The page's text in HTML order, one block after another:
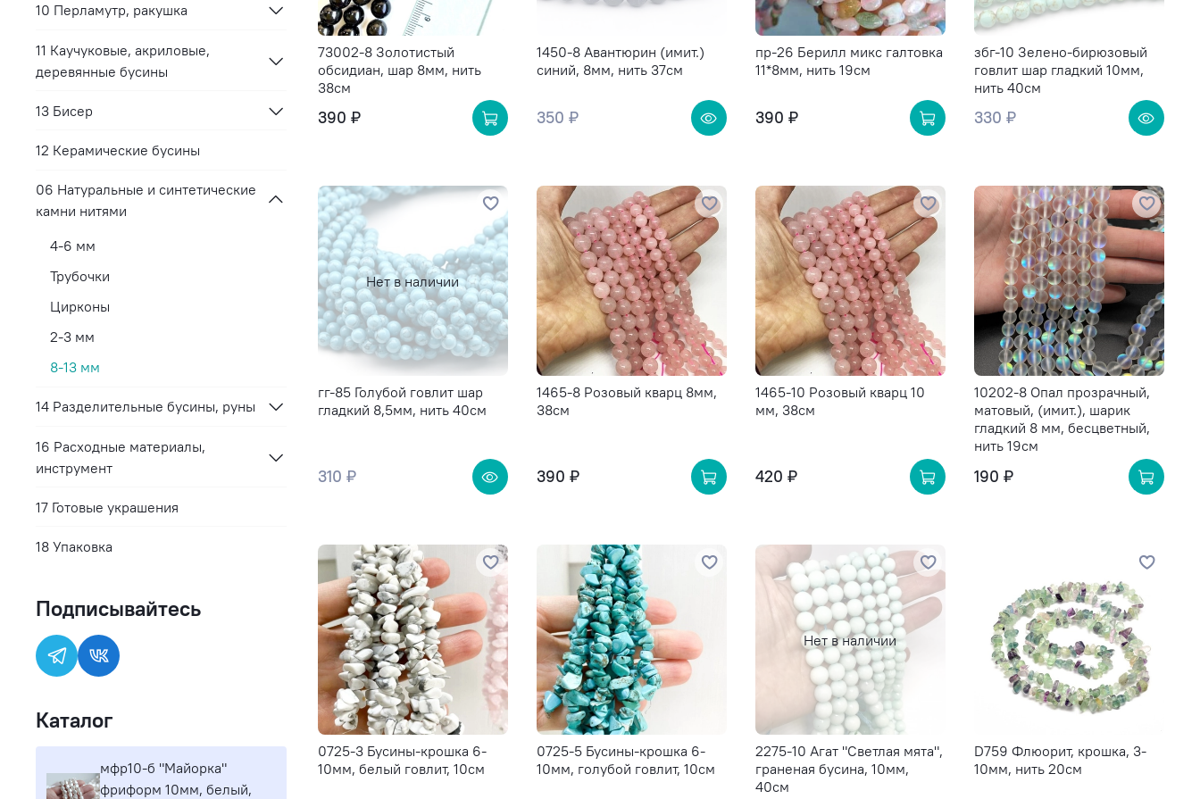
73002-8 Золотистый
обсидиан, шар 8мм, нить
38см
390 ₽
1450-8 Авантюрин (имит.)
синий, 8мм, нить 37см
350 ₽
пр-26 Берилл микс галтовка
11*8мм, нить 19см
390 ₽
збг-10 Зелено-бирюзовый
говлит шар гладкий 10мм,
нить 40см
330 ₽
Нет в наличии
гг-85 Голубой говлит шар
гладкий 8,5мм, нить 40см
310 ₽
1465-8 Розовый кварц 8мм,
38см
390 ₽
1465-10 Розовый кварц 10
мм, 38см
420 ₽
10202-8 Опал прозрачный,
матовый, (имит.), шарик
гладкий 8 мм, бесцветный,
нить 19см
190 ₽
0725-3 Бусины-крошка 6-
10мм, белый говлит, 10см
0725-5 Бусины-крошка 6-
10мм, голубой говлит, 10см
Нет в наличии
2275-10 Агат "Светлая мята",
граненая бусина, 10мм,
40см
D759 Флюорит, крошка, 3-
10мм, нить 20см
10 Перламутр, ракушка
11 Каучуковые, акриловые,
деревянные бусины
13 Бисер
12 Керамические бусины
06 Натуральные и синтетические
камни нитями
4-6 мм
Трубочки
Цирконы
2-3 мм
8-13 мм
14 Разделительные бусины, руны
16 Расходные материалы,
инструмент
17 Готовые украшения
18 Упаковка
Подписывайтесь
Каталог
мфр10-б "Майорка"
фриформ 10мм, белый,